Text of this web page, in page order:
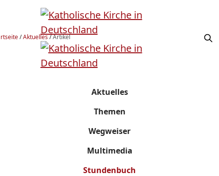
/Aktuelles/Artikel
Aktuelles
Themen
Wegweiser
Multimedia
Stundenbuch